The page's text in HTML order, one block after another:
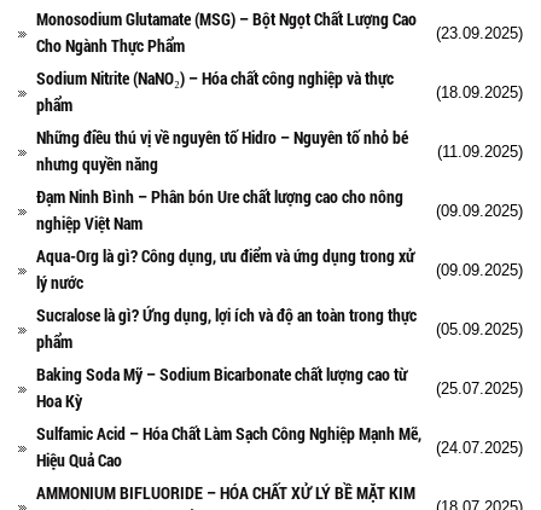
Monosodium Glutamate (MSG) – Bột Ngọt Chất Lượng Cao
Cho Ngành Thực Phẩm
(23.09.2025)
Sodium Nitrite (NaNO₂) – Hóa chất công nghiệp và thực
phẩm
(18.09.2025)
Những điều thú vị về nguyên tố Hidro – Nguyên tố nhỏ bé
nhưng quyền năng
(11.09.2025)
Đạm Ninh Bình – Phân bón Ure chất lượng cao cho nông
nghiệp Việt Nam
(09.09.2025)
Aqua-Org là gì? Công dụng, ưu điểm và ứng dụng trong xử
lý nước
(09.09.2025)
Sucralose là gì? Ứng dụng, lợi ích và độ an toàn trong thực
phẩm
(05.09.2025)
Baking Soda Mỹ – Sodium Bicarbonate chất lượng cao từ
Hoa Kỳ
(25.07.2025)
Sulfamic Acid – Hóa Chất Làm Sạch Công Nghiệp Mạnh Mẽ,
Hiệu Quả Cao
(24.07.2025)
AMMONIUM BIFLUORIDE – HÓA CHẤT XỬ LÝ BỀ MẶT KIM